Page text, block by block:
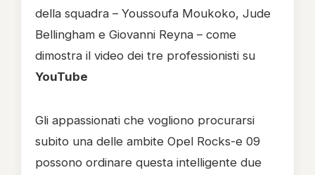
della squadra – Youssoufa Moukoko, Jude
Bellingham e Giovanni Reyna – come
dimostra il video dei tre professionisti su
YouTube
Gli appassionati che vogliono procurarsi
subito una delle ambite Opel Rocks-e 09
possono ordinare questa intelligente due